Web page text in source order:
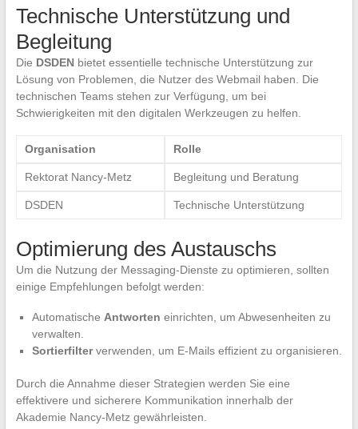
Technische Unterstützung und
Begleitung
Die DSDENbietet essentielle technische Unterstützung zur
Lösung von Problemen, die Nutzer des Webmail haben. Die
technischen Teams stehen zur Verfügung, um bei
Schwierigkeiten mit den digitalen Werkzeugen zu helfen.
Organisation Rolle
Rektorat Nancy-Metz Begleitung und Beratung
DSDEN Technische Unterstützung
Optimierung des Austauschs
Um die Nutzung der Messaging-Dienste zu optimieren, sollten
einige Empfehlungen befolgt werden:
Automatische Antworten einrichten, um Abwesenheiten zu
verwalten.
Sortierfilterverwenden, um E-Mails effizient zu organisieren.
Durch die Annahme dieser Strategien werden Sie eine
effektivere und sicherere Kommunikation innerhalb der
Akademie Nancy-Metz gewährleisten.